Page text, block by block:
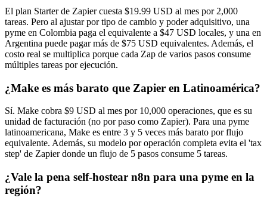
El plan Starter de Zapier cuesta $19.99 USD al mes por 2,000
tareas. Pero al ajustar por tipo de cambio y poder adquisitivo, una
pyme en Colombia paga el equivalente a $47 USD locales, y una en
Argentina puede pagar más de $75 USD equivalentes. Además, el
costo real se multiplica porque cada Zap de varios pasos consume
múltiples tareas por ejecución.
¿Make es más barato que Zapier en Latinoamérica?
Sí. Make cobra $9 USD al mes por 10,000 operaciones, que es su
unidad de facturación (no por paso como Zapier). Para una pyme
latinoamericana, Make es entre 3 y 5 veces más barato por flujo
equivalente. Además, su modelo por operación completa evita el 'tax
step' de Zapier donde un flujo de 5 pasos consume 5 tareas.
¿Vale la pena self-hostear n8n para una pyme en la
región?